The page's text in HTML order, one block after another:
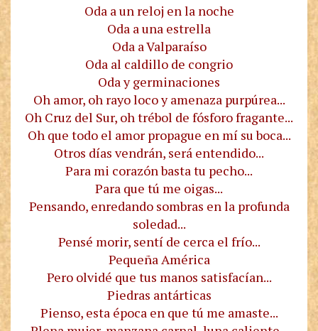
Oda a un reloj en la noche
Oda a una estrella
Oda a Valparaíso
Oda al caldillo de congrio
Oda y germinaciones
Oh amor, oh rayo loco y amenaza purpúrea...
Oh Cruz del Sur, oh trébol de fósforo fragante...
Oh que todo el amor propague en mí su boca...
Otros días vendrán, será entendido...
Para mi corazón basta tu pecho...
Para que tú me oigas...
Pensando, enredando sombras en la profunda
soledad...
Pensé morir, sentí de cerca el frío...
Pequeña América
Pero olvidé que tus manos satisfacían...
Piedras antárticas
Pienso, esta época en que tú me amaste...